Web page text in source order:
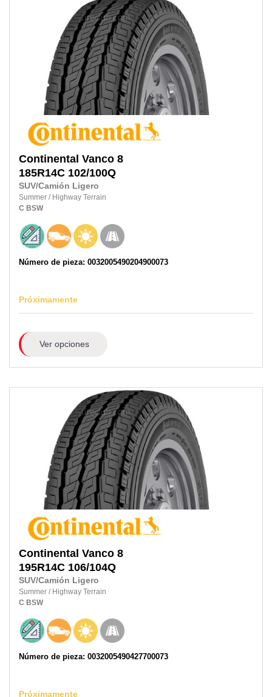
Continental Vanco 8
185R14C 102/100Q
SUV/Camión Ligero
Summer / Highway Terrain
C BSW
Número de pieza: 0032005490204900073
Próximamente
Ver opciones
Continental Vanco 8
195R14C 106/104Q
SUV/Camión Ligero
Summer / Highway Terrain
C BSW
Número de pieza: 0032005490427700073
Próximamente